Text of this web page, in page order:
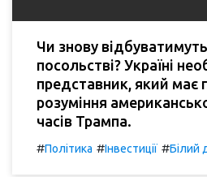
Чи знову
посольстві? Україні
представник, який має
розуміння
часів Трампа.
#Політика #Інвестиції #Білий